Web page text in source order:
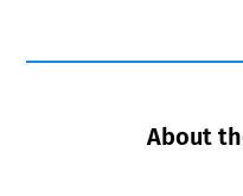
About